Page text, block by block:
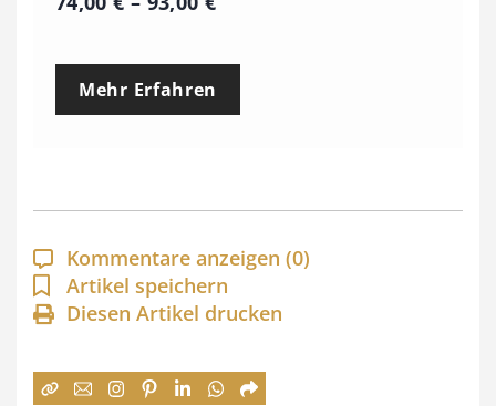
e
p
a
n
n
:
Mehr Erfahren
Kommentare anzeigen (0)
Artikel speichern
Diesen Artikel drucken